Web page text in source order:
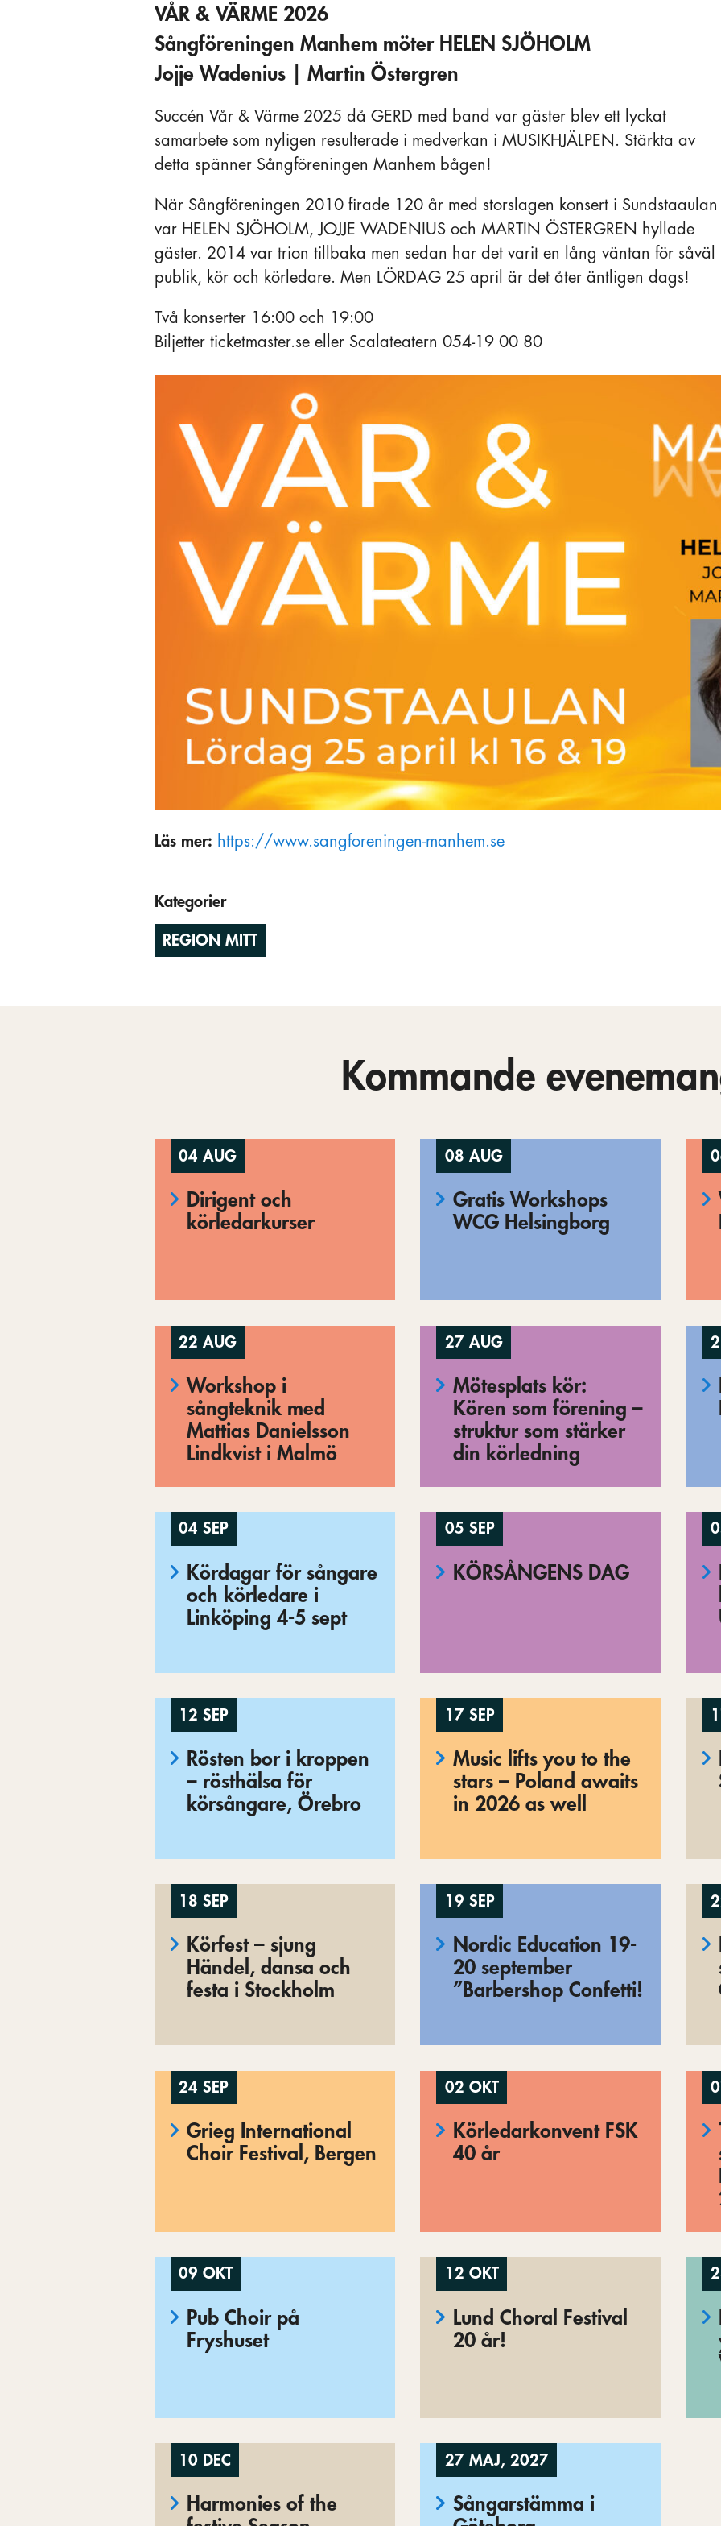
VÅR & VÄRME 2026
Sångföreningen Manhem möter HELEN SJÖHOLM
Jojje Wadenius | Martin Östergren
Succén Vår & Värme 2025 då GERD med band var gäster blev ett lyckat
samarbete som nyligen resulterade i medverkan i MUSIKHJÄLPEN. Stärkta av
detta spänner Sångföreningen Manhem bågen!
När Sångföreningen 2010 firade 120 år med storslagen konsert i Sundstaaulan
var HELEN SJÖHOLM, JOJJE WADENIUS och MARTIN ÖSTERGREN hyllade
gäster. 2014 var trion tillbaka men sedan har det varit en lång väntan för såväl
publik, kör och körledare. Men LÖRDAG 25 april är det åter äntligen dags!
Två konserter 16:00 och 19:00
Biljetter ticketmaster.se eller Scalateatern 054-19 00 80
Läs mer: https://www.sangforeningen-manhem.se
Kategorier
REGION MITT
Kommande
04 AUG
Dirigent och
körledarkurser
08 AUG
Gratis Workshops
WCG Helsingborg
22 AUG
Workshop i
sångteknik med
Mattias Danielsson
Lindkvist i Malmö
27 AUG
Mötesplats kör:
Kören som förening –
struktur som stärker
din körledning
04 SEP
Kördagar för sångare
och körledare i
Linköping 4-5 sept
05 SEP
KÖRSÅNGENS DAG
12 SEP
Rösten bor i kroppen
– rösthälsa för
körsångare, Örebro
17 SEP
Music lifts you to the
stars – Poland awaits
in 2026 as well
18 SEP
Körfest – sjung
Händel, dansa och
festa i Stockholm
19 SEP
Nordic Education 19-
20 september
”Barbershop Confetti!
24 SEP
Grieg International
Choir Festival, Bergen
02 OKT
Körledarkonvent FSK
40 år
09 OKT
Pub Choir på
Fryshuset
12 OKT
Lund Choral Festival
20 år!
10 DEC
Harmonies of the
27 MAJ, 2027
Sångarstämma i